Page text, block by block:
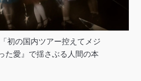
初の国内ツアー控えてメジ
た愛』で揺さぶる人間の本